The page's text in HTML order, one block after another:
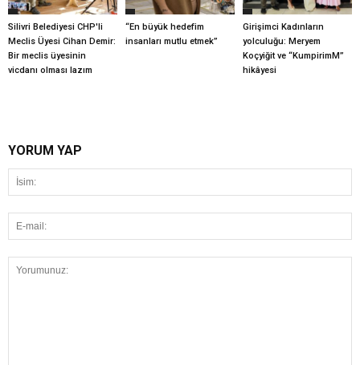
Silivri Belediyesi CHP'li
Meclis Üyesi Cihan Demir:
Bir meclis üyesinin
vicdanı olması lazım
“En büyük hedefim
insanları mutlu etmek”
Girişimci Kadınların
yolculuğu: Meryem
Koçyiğit ve “KumpirimM”
hikâyesi
YORUM YAP